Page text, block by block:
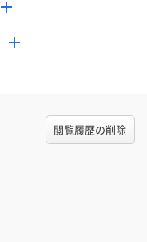
閲覧履歴の削除